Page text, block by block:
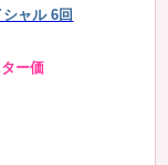
ャル 6回
ー価